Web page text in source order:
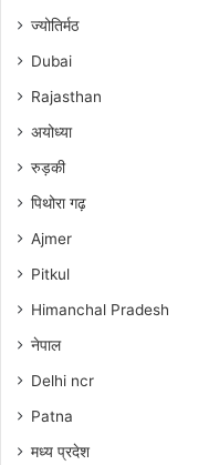
ज्योतिर्मठ
Dubai
Rajasthan
अयोध्या
रुड़की
पिथोरा गढ़
Ajmer
Pitkul
Himanchal Pradesh
नेपाल
Delhi ncr
Patna
मध्य प्रदेश